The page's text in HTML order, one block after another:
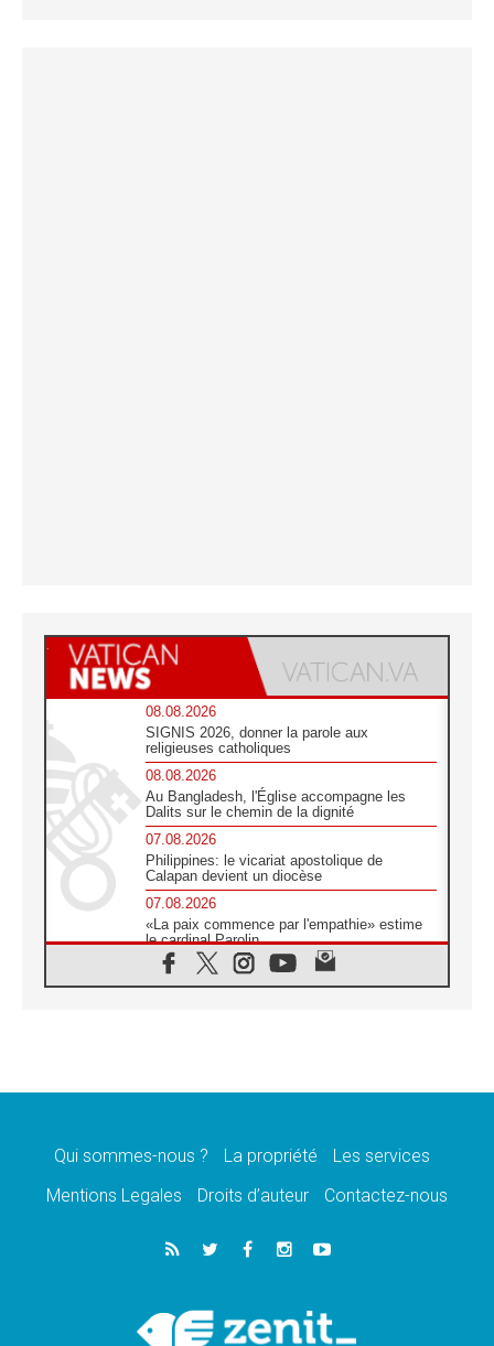
08.08.2026
SIGNIS 2026, donner la parole aux
religieuses catholiques
08.08.2026
Au Bangladesh, l'Église accompagne les
Dalits sur le chemin de la dignité
07.08.2026
Philippines: le vicariat apostolique de
Calapan devient un diocèse
07.08.2026
«La paix commence par l'empathie» estime
le cardinal Parolin
07.08.2026
En Colombie, «la paix ne s'achète pas avec
07.08.2026
07.08.2026
en France
Cardinal Rossi: «La venue du Pape Léon en
Argentine est un hommage à François»
Hiroshima et Nagasaki, 81 ans après,
lancement des «dix jours de prière pour la
paix»
Qui sommes-nous ? La propriété
Les services
Mentions Legales
Droits d’auteur Contactez-nous